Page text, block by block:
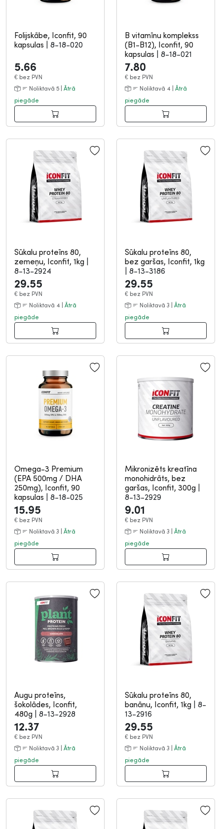
Folijskābe, Iconfit, 90
kapsulas
8-18-020
5.66
€ bez PVN
Noliktavā 5 | Ātrā
piegāde
B vitamīnu komplekss
(B1-B12), Iconfit, 90
kapsulas
8-18-021
7.80
€ bez PVN
Noliktavā 4 | Ātrā
piegāde
Sūkalu proteīns 80,
zemeņu, Iconfit, 1kg
8-13-2924
29.55
€ bez PVN
Noliktavā 4 | Ātrā
piegāde
Sūkalu proteīns 80,
bez garšas, Iconfit, 1kg
8-13-3186
29.55
€ bez PVN
Noliktavā 3 | Ātrā
piegāde
Omega-3 Premium
(EPA 500mg / DHA
250mg), Iconfit, 90
kapsulas
8-18-025
15.95
€ bez PVN
Noliktavā 3 | Ātrā
piegāde
Mikronizēts kreatīna
monohidrāts, bez
garšas, Iconfit, 300g
8-13-2929
9.01
€ bez PVN
Noliktavā 3 | Ātrā
piegāde
Augu proteīns,
šokolādes, Iconfit,
480g
8-13-2928
12.37
€ bez PVN
Noliktavā 3 | Ātrā
piegāde
Sūkalu proteīns 80,
banānu, Iconfit, 1kg
8-
13-2916
29.55
€ bez PVN
Noliktavā 3 | Ātrā
piegāde